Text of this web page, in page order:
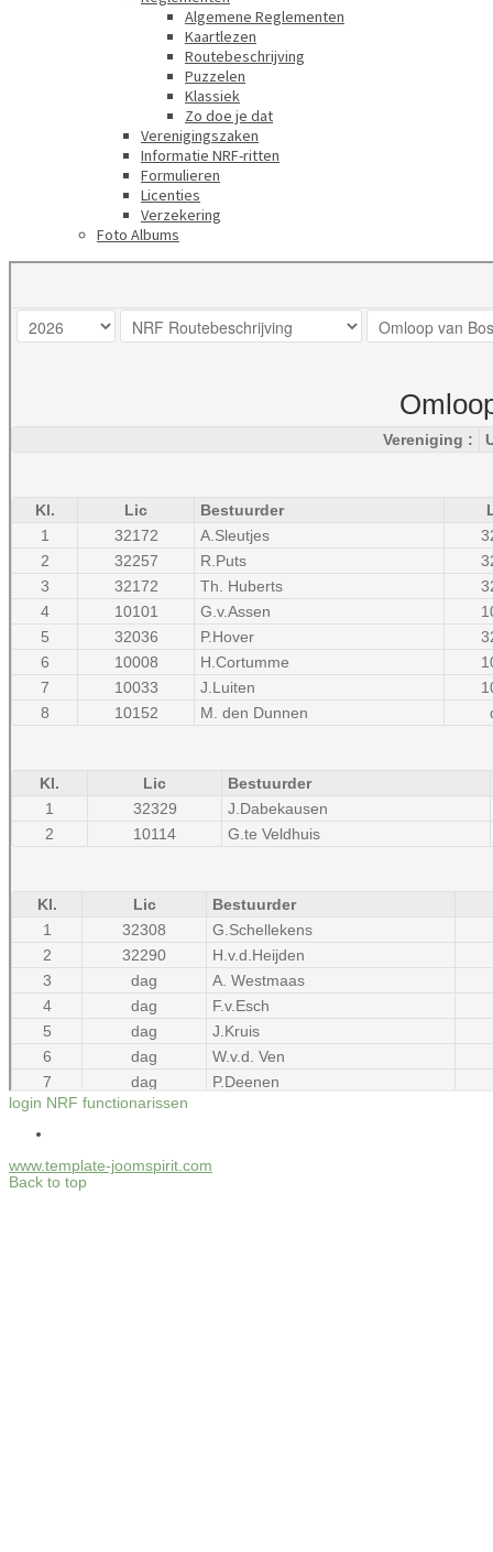
Algemene Reglementen
Kaartlezen
Routebeschrijving
Puzzelen
Klassiek
Zo doe je dat
Verenigingszaken
Informatie NRF-ritten
Formulieren
Licenties
Verzekering
Foto Albums
login NRF functionarissen
www.template-joomspirit.com
Back to top